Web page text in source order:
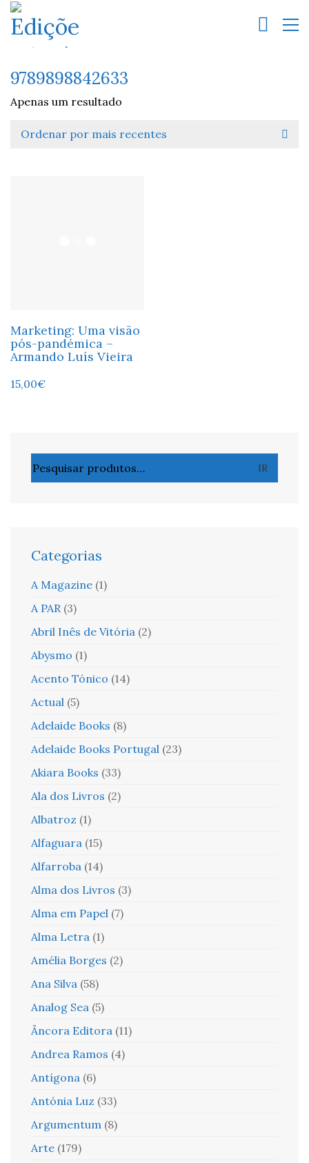
9789898842633
Apenas um resultado
Ordenar por mais recentes
Marketing: Uma visão
pós-pandémica –
Armando Luís Vieira
15,00€
por:
IR
Categorias
A Magazine (1)
A PAR (3)
Abril Inês de Vitória (2)
Abysmo (1)
Acento Tónico (14)
Actual (5)
Adelaide Books (8)
Adelaide Books Portugal (23)
Akiara Books (33)
Ala dos Livros (2)
Albatroz (1)
Alfaguara (15)
Alfarroba (14)
Alma dos Livros (3)
Alma em Papel (7)
Alma Letra (1)
Amélia Borges (2)
Ana Silva (58)
Analog Sea (5)
Âncora Editora (11)
Andrea Ramos (4)
Antígona (6)
Antónia Luz (33)
Argumentum (8)
Arte (179)